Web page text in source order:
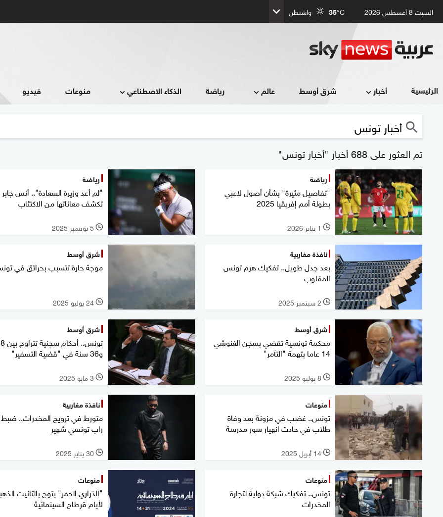
السبت 8 أغسطس 2026 35°C واشنطن
الرئيسية أخبار شرق أوسط عالم رياضة الذكاء الاصطناعي منوعات فيديو
تم العثور على 688 أخبار "أخبار تونس"
رياضة
"تفاصيل مثيرة" بشأن أصول لاعبي
بطولة أمم إفريقيا 2025
l 1 يناير 2026
رياضة
"لم أعد وزيرة السعادة".. أنس جابر
تكشف معاناتها من الاكتئاب
l 5 نوفمبر 2025
نافذة مغاربية
بعد جدل طويل.. تفكيك هرم تونس
المقلوب
l 2 سبتمبر 2025
شرق أوسط
موجة حارة تتسبب بحرائق في
l 24 يوليو 2025
شرق أوسط
محكمة تونسية تقضي بسجن الغنوشي
14 عاما بتهمة "التآمر"
l 8 يوليو 2025
شرق أوسط
تونس..
و36 سنة في "قضية التسفير"
l 3 مايو 2025
منوعات
تونس.. غضب في مزونة بعد وفاة
طلاب في حادث انهيار سور مدرسة
l 14 أبريل 2025
نافذة مغاربية
متورط في ترويج المخدرات..
راب تونسي شهير
l 30 يناير 2025
منوعات
تونس.. تفكيك شبكة دولية لتجارة
المخدرات
منوعات
"الذراري الحمر" يتوج بالتانيت
لأيام قرطاج السينمائية